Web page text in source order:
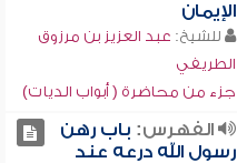
الإيمان
للشيخ: عبد العزيز بن مرزوق
الطريفي
جزء من محاضرة ( أبواب الديات)
الفهرس: باب رهن
رسول الله درعه عند